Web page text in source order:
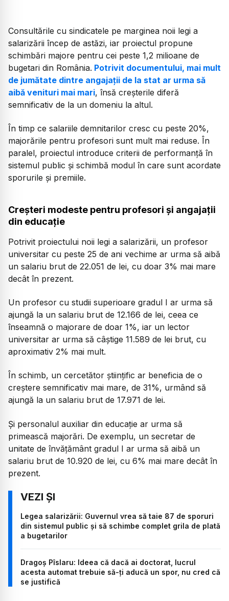
Consultările cu sindicatele pe marginea noii legi a
salarizării încep de astăzi, iar proiectul propune
schimbări majore pentru cei peste 1,2 milioane de
bugetari din România. Potrivit documentului, mai mult
de jumătate dintre angajații de la stat ar urma să
aibă venituri mai mari, însă creșterile diferă
semnificativ de la un domeniu la altul.
În timp ce salariile demnitarilor cresc cu peste 20%,
majorările pentru profesori sunt mult mai reduse. În
paralel, proiectul introduce criterii de performanță în
sistemul public și schimbă modul în care sunt acordate
sporurile și premiile.
Creșteri modeste pentru profesori și angajații
din educație
Potrivit proiectului noii legi a salarizării, un profesor
universitar cu peste 25 de ani vechime ar urma să aibă
un salariu brut de 22.051 de lei, cu doar 3% mai mare
decât în prezent.
Un profesor cu studii superioare gradul I ar urma să
ajungă la un salariu brut de 12.166 de lei, ceea ce
înseamnă o majorare de doar 1%, iar un lector
universitar ar urma să câștige 11.589 de lei brut, cu
aproximativ 2% mai mult.
În schimb, un cercetător științific ar beneficia de o
creștere semnificativ mai mare, de 31%, urmând să
ajungă la un salariu brut de 17.971 de lei.
Și personalul auxiliar din educație ar urma să
primească majorări. De exemplu, un secretar de
unitate de învățământ gradul I ar urma să aibă un
salariu brut de 10.920 de lei, cu 6% mai mare decât în
prezent.
Legea salarizării: Guvernul vrea să taie 87 de sporuri
din sistemul public și să schimbe complet grila de plată
a bugetarilor
Dragoș Pîslaru: Ideea că dacă ai doctorat, lucrul
acesta automat trebuie să-ți aducă un spor, nu cred că
se justifică